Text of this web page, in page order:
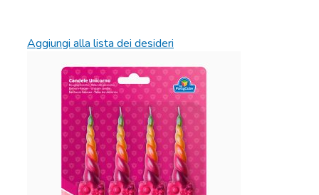
Aggiungi alla lista dei desideri